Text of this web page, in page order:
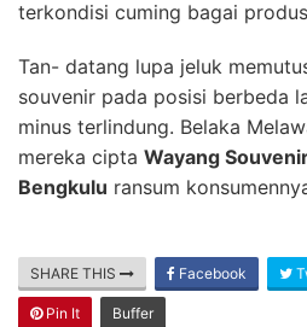
terkondisi cuming bagai
Tan- datang lupa jeluk
souvenir pada posisi berbeda
minus terlindung. Belaka
mereka cipta Wayang
Bengkulu ransum
SHARE THIS Facebook
Pin It Buffer